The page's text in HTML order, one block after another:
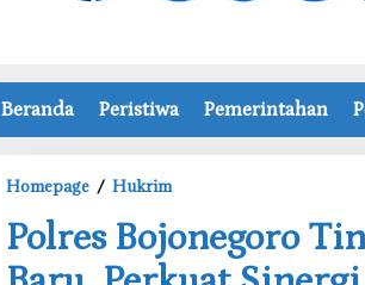
Beranda Peristiwa Pemerintahan
Homepage / Hukrim
o
‎Polres Bojonegoro